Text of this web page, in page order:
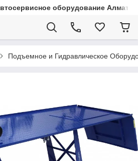
оборудование Алматы
Подъемное и Гидравлическое